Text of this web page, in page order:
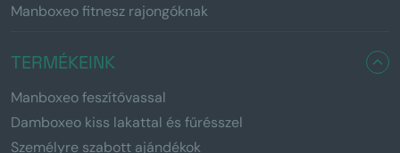
Manboxeo fitnesz rajongóknak
TERMÉKEINK
Manboxeo feszítővassal
Damboxeo kiss lakattal és fűrésszel
Személyre szabott ajándékok